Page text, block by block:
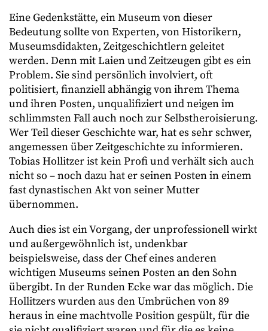
Eine Gedenkstätte, ein Museum von dieser
Bedeutung sollte von Experten, von Historikern,
Museumsdidakten, Zeitgeschichtlern geleitet
werden. Denn mit Laien und Zeitzeugen gibt es ein
Problem. Sie sind persönlich involviert, oft
politisiert, finanziell abhängig von ihrem Thema
und ihren Posten, unqualifiziert und neigen im
schlimmsten Fall auch noch zur Selbstheroisierung.
Wer Teil dieser Geschichte war, hat es sehr schwer,
angemessen über Zeitgeschichte zu informieren.
Tobias Hollitzer ist kein Profi und verhält sich auch
nicht so – noch dazu hat er seinen Posten in einem
fast dynastischen Akt von seiner Mutter
übernommen.
Auch dies ist ein Vorgang, der unprofessionell wirkt
und außergewöhnlich ist, undenkbar
beispielsweise, dass der Chef eines anderen
wichtigen Museums seinen Posten an den Sohn
übergibt. In der Runden Ecke war das möglich. Die
Hollitzers wurden aus den Umbrüchen von 89
heraus in eine machtvolle Position gespült, für die